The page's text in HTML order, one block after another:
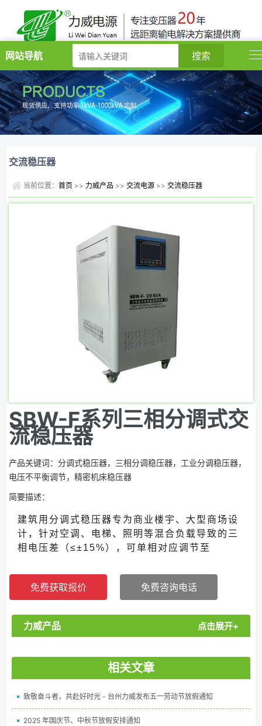
网站导航
交流稳压器
当前位置：首页 >> 力威产品 >>交流电源 >>交流稳压器
SBW-F系列三相分调式交
流稳压器
产品关键词：分调式稳压器，三相分调稳压器，工业分调稳压器，
电压不平衡调节，精密机床稳压器
简要描述：
建筑用分调式稳压器专为商业楼宇、大型商场设
计，针对空调、电梯、照明等混合负载导致的三
相电压差（≤±15%），可单相对应调节至
模块化结构，支持单路过载保护（每相独立报
警），输入范围 175-260V（单相）/304-
受 - 10℃~50℃环境温度。现货含 10kVA-
100kVA 常用规格，适配复杂负载场景，售后
免费获取报价 免费咨询电话
力威产品 点击展开+
相关文章
致敬奋斗者，共赴好时光 - 台州力威发布五一劳动节放假通知
2025 年国庆节、中秋节放假安排通知